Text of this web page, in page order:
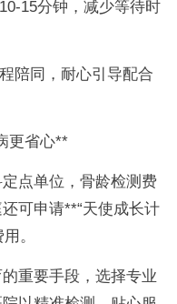
15分钟，减少等待时
陪同，耐心引导配合
更省心**
点单位，骨龄检测费
可申请**“天使成长计
。
重要手段，选择专业